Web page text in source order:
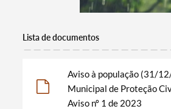
Categorias gerais
Lista de documentos
Aviso à população (31/
Municipal de Proteção
Aviso nº 1 de 2023